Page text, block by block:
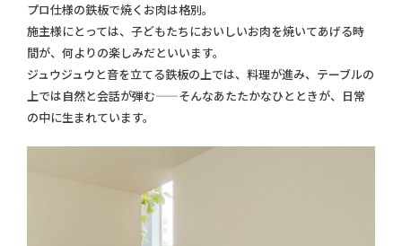
プロ仕様の鉄板で焼くお肉は格別。
施主様にとっては、子どもたちにおいしいお肉を焼いてあげる時
間が、何よりの楽しみだといいます。
ジュウジュウと音を立てる鉄板の上では、料理が進み、テーブルの
上では自然と会話が弾む——そんなあたたかなひとときが、日常
の中に生まれています。